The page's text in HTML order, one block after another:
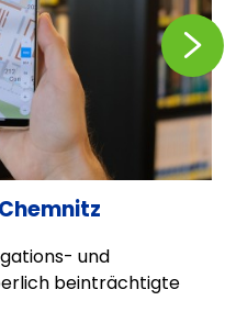
und
beinträchtigte